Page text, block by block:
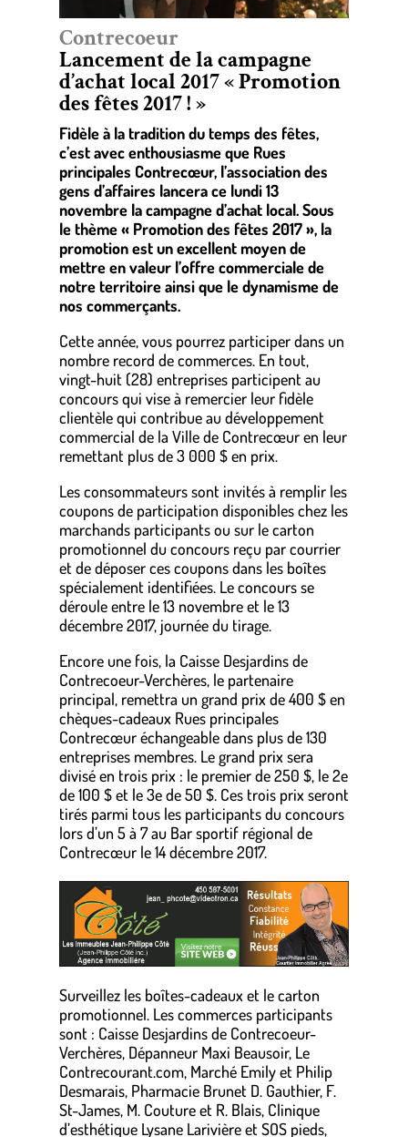
Contrecoeur
Lancement de la campagne
d’achat local 2017 « Promotion
des fêtes 2017 ! »
Fidèle à la tradition du temps des fêtes,
c’est avec enthousiasme que Rues
principales Contrecœur, l’association des
gens d’affaires lancera ce lundi 13
novembre la campagne d’achat local. Sous
le thème « Promotion des fêtes 2017 », la
promotion est un excellent moyen de
mettre en valeur l’offre commerciale de
notre territoire ainsi que le dynamisme de
nos commerçants.
Cette année, vous pourrez participer dans un
nombre record de commerces. En tout,
vingt-huit (28) entreprises participent au
concours qui vise à remercier leur fidèle
clientèle qui contribue au développement
commercial de la Ville de Contrecœur en leur
remettant plus de 3 000 $ en prix.
Les consommateurs sont invités à remplir les
coupons de participation disponibles chez les
marchands participants ou sur le carton
promotionnel du concours reçu par courrier
et de déposer ces coupons dans les boîtes
spécialement identifiées. Le concours se
déroule entre le 13 novembre et le 13
décembre 2017, journée du tirage.
Encore une fois, la Caisse Desjardins de
Contrecoeur-Verchères, le partenaire
principal, remettra un grand prix de 400 $ en
chèques-cadeaux Rues principales
Contrecœur échangeable dans plus de 130
entreprises membres. Le grand prix sera
divisé en trois prix : le premier de 250 $, le 2e
de 100 $ et le 3e de 50 $. Ces trois prix seront
tirés parmi tous les participants du concours
lors d’un 5 à 7 au Bar sportif régional de
Contrecœur le 14 décembre 2017.
Surveillez les boîtes-cadeaux et le carton
promotionnel. Les commerces participants
sont : Caisse Desjardins de Contrecoeur-
Verchères, Dépanneur Maxi Beausoir, Le
Contrecourant.com, Marché Emily et Philip
Desmarais, Pharmacie Brunet D. Gauthier, F.
St-James, M. Couture et R. Blais, Clinique
d’esthétique Lysane Larivière et SOS pieds,